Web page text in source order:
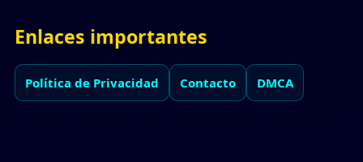
Enlaces importantes
Política de Privacidad Contacto DMCA